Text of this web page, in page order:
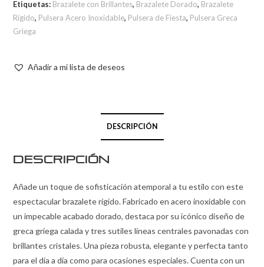
Etiquetas: Brazalete con Brillantes, Brazalete Dorado, Brazalete
Rígido, Pulsera Acero Inoxidable, Pulsera de Fiesta, Pulsera Greca
Griega
Añadir a mi lista de deseos
DESCRIPCIÓN
Descripción
Añade un toque de sofisticación atemporal a tu estilo con este
espectacular brazalete rígido. Fabricado en acero inoxidable con
un impecable acabado dorado, destaca por su icónico diseño de
greca griega calada y tres sutiles líneas centrales pavonadas con
brillantes cristales. Una pieza robusta, elegante y perfecta tanto
para el día a día como para ocasiones especiales. Cuenta con un